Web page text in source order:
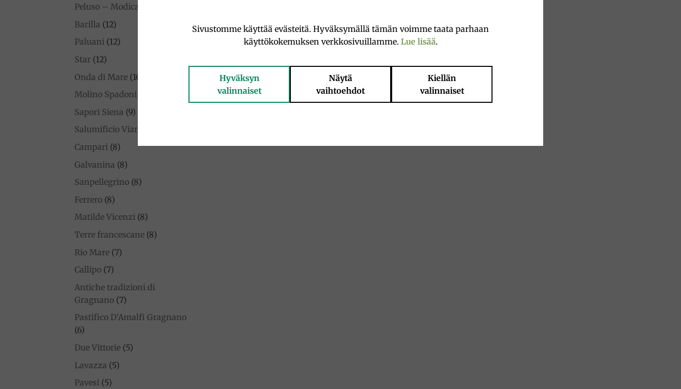
Peluso – Modican Suklaa
Barilla (12)
Paluani (12)
Star (12)
Onda di Mare (10)
Molino Spadoni
Sapori Siena (9)
Salumificio Viani
Campari (8)
Galvanina (8)
Sanpellegrino (8)
Ferrero (8)
Matilde Vicenzi (8)
Terre francescane (8)
Rio Mare (7)
Callipo (7)
Antiche tradizioni di
Gragnano (7)
Pastifico D'Amalfi Gragnano
(6)
Due Vittorie (5)
Lavazza (5)
Pavesi (5)
Sivustomme käyttää evästeitä. Hyväksymällä tämän voimme taata parhaan
käyttökokemuksen verkkosivuillamme. Lue lisää.
Hyväksyn
valinnaiset
Näytä
vaihtoehdot
Kiellän
valinnaiset